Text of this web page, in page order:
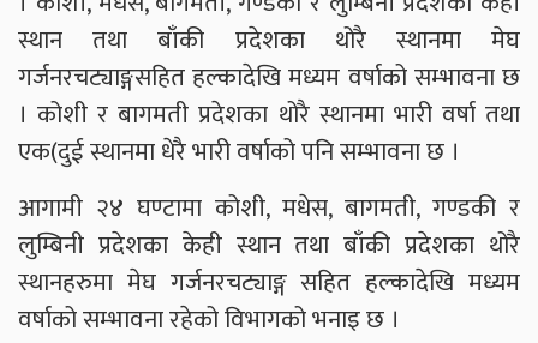
स्थान तथा बाँकी प्रदेशका थोरै स्थानमा मेघ
गर्जनरचट्याङ्गसहित हल्कादेखि मध्यम वर्षाको सम्भावना छ
। कोशी र बागमती प्रदेशका थोरै स्थानमा भारी वर्षा तथा
एक(दुई स्थानमा धेरै भारी वर्षाको पनि सम्भावना छ ।
आगामी २४ घण्टामा कोशी, मधेस, बागमती, गण्डकी र
लुम्बिनी प्रदेशका केही स्थान तथा बाँकी प्रदेशका थोरै
स्थानहरुमा मेघ गर्जनरचट्याङ्ग सहित हल्कादेखि मध्यम
वर्षाको सम्भावना रहेको विभागको भनाइ छ ।